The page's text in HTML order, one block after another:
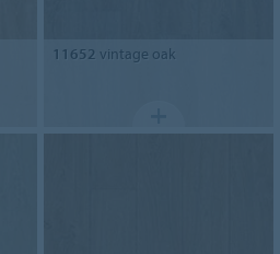
11652 vintage oak